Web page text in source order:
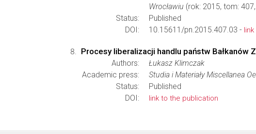
Wrocławiu (rok: 2015, tom:
Status:
Published
DOI:
10.15611/pn.2015.407.03 -
Procesy liberalizacji handlu państw
Authors:
Łukasz Klimczak
Academic press:
Studia i Materiały Miscellanea
Status:
Published
DOI:
link to the publication